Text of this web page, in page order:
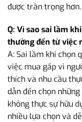
được trân trọng hơn.
Q: Vì sao sai lầm
thường đến từ việc
A: Sai lầm khi chọn
việc mua gấp vì
thích và nhu cầu
dẫn đến chọn
không thực sự hữu
nhiều lựa chọn và